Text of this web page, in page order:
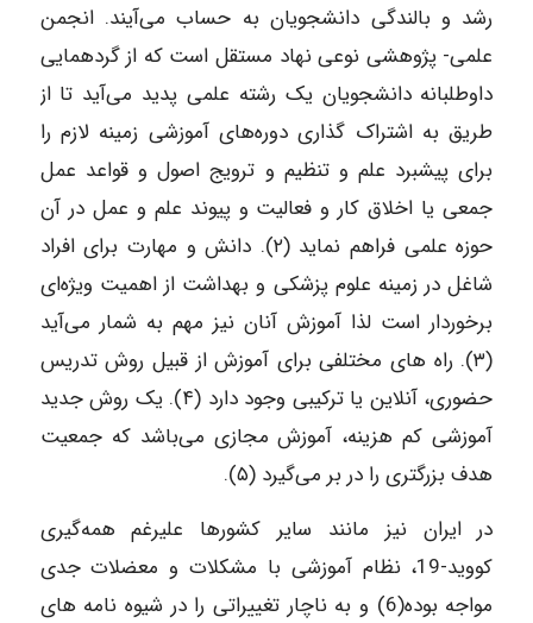
رشد و بالندگی دانشجویان به حساب می‌آیند. انجمن
علمی- پژوهشی نوعی نهاد مستقل است که از گردهمایی
داوطلبانه دانشجویان یک رشته علمی پدید می‌آید تا از
طریق به اشتراک گذاری دوره‌های آموزشی زمینه لازم را
برای پیشبرد علم و تنظیم و ترویج اصول و قواعد عمل
جمعی یا اخلاق کار و فعالیت و پیوند علم و عمل در آن
حوزه علمی فراهم نماید (۲). دانش و مهارت برای افراد
شاغل در زمینه علوم پزشکی و بهداشت از اهمیت ویژه‌ای
برخوردار است لذا آموزش آنان نیز مهم به شمار می‌آید
(۳). راه‌ های مختلفی برای آموزش از قبیل روش تدریس
حضوری، آنلاین یا ترکیبی وجود دارد (۴). یک روش جدید
آموزشی کم هزینه، آموزش مجازی می‌باشد که جمعیت
هدف بزرگتری را در بر می‌گیرد (۵).
در ایران نیز مانند سایر کشورها علیرغم همه‌گیری
کووید-19، نظام آموزشی با مشکلات و معضلات جدی
مواجه بوده(6) و به ناچار تغییراتی را در شیوه نامه‌ های